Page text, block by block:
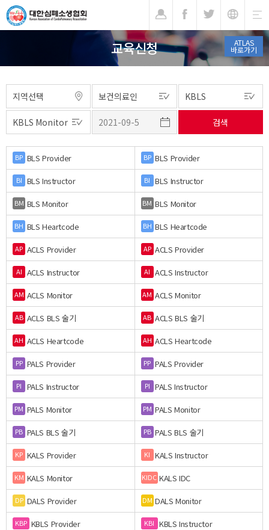
ATLAS
바로가기
교육신청
BP BLS Provider BP BLS Provider
BI BLS Instructor BI BLS Instructor
BM BLS Monitor BM BLS Monitor
BH BLS Heartcode BH BLS Heartcode
AP ACLS Provider AP ACLS Provider
AI ACLS Instructor AI ACLS Instructor
AM ACLS Monitor AM ACLS Monitor
AB ACLS BLS 술기 AB ACLS BLS 술기
AH ACLS Heartcode AH ACLS Heartcode
PP PALS Provider PP PALS Provider
PI PALS Instructor PI PALS Instructor
PM PALS Monitor PM PALS Monitor
PB PALS BLS 술기 PB PALS BLS 술기
KP KALS Provider KI KALS Instructor
KM KALS Monitor KIDC KALS IDC
DP DALS Provider DM DALS Monitor
KBP KBLS Provider KBI KBLS Instructor